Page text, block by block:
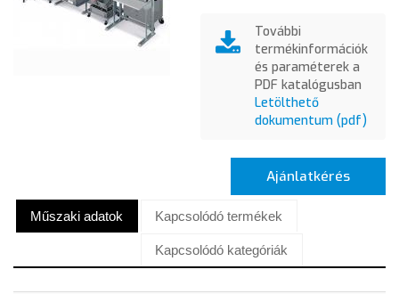
További
termékinformációk
és paraméterek a
PDF katalógusban
Letölthető
dokumentum (pdf)
Ajánlatkérés
Műszaki adatok Kapcsolódó termékek
Kapcsolódó kategóriák